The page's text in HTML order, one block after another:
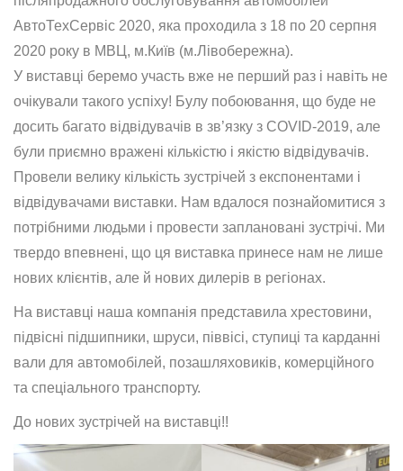
АвтоТехСервіс 2020, яка проходила з 18 по 20 серпня
2020 року в МВЦ, м.Київ (м.Лівобережна).
У виставці беремо участь вже не перший раз і навіть не
очікували такого успіху! Булу побоювання, що буде не
досить багато відвідувачів в зв’язку з COVID-2019, але
були приємно вражені кількістю і якістю відвідувачів.
Провели велику кількість зустрічей з експонентами і
відвідувачами виставки. Нам вдалося познайомитися з
потрібними людьми і провести заплановані зустрічі. Ми
твердо впевнені, що ця виставка принесе нам не лише
нових клієнтів, але й нових дилерів в регіонах.
На виставці наша компанія представила хрестовини,
підвісні підшипники, шруси, піввісі, ступиці та карданні
вали для автомобілей, позашляховиків, комерційного
та спеціального транспорту.
До нових зустрічей на виставці!!